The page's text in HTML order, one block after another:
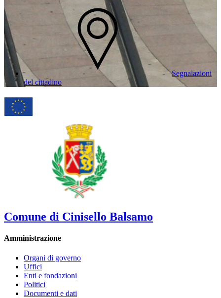
Segnalazioni
del cittadino
Comune di Cinisello Balsamo
Amministrazione
Organi di governo
Uffici
Enti e fondazioni
Politici
Documenti e dati